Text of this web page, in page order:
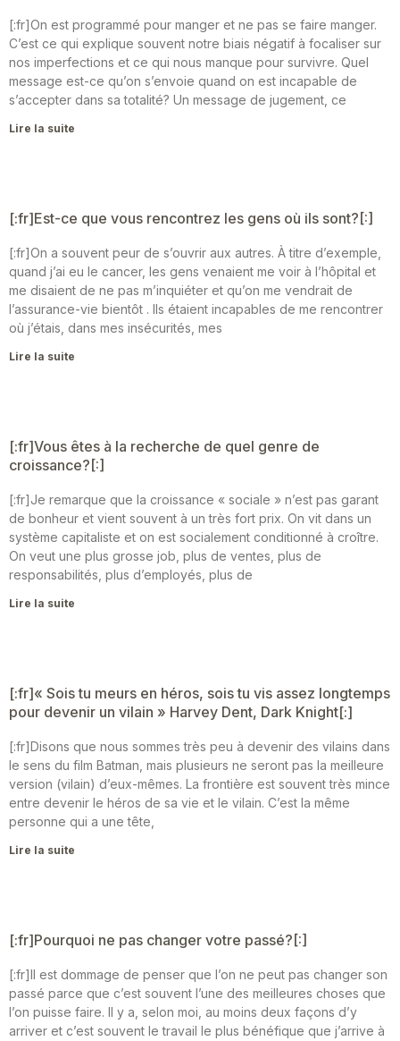
[:fr]On est programmé pour manger et ne pas se faire manger.
C’est ce qui explique souvent notre biais négatif à focaliser sur
nos imperfections et ce qui nous manque pour survivre. Quel
message est-ce qu’on s’envoie quand on est incapable de
s’accepter dans sa totalité? Un message de jugement, ce
Lire la suite
[:fr]Est-ce que vous rencontrez les gens où ils sont?[:]
[:fr]On a souvent peur de s’ouvrir aux autres. À titre d’exemple,
quand j’ai eu le cancer, les gens venaient me voir à l’hôpital et
me disaient de ne pas m’inquiéter et qu’on me vendrait de
l’assurance-vie bientôt . Ils étaient incapables de me rencontrer
où j’étais, dans mes insécurités, mes
Lire la suite
[:fr]Vous êtes à la recherche de quel genre de
croissance?[:]
[:fr]Je remarque que la croissance « sociale » n’est pas garant
de bonheur et vient souvent à un très fort prix. On vit dans un
système capitaliste et on est socialement conditionné à croître.
On veut une plus grosse job, plus de ventes, plus de
responsabilités, plus d’employés, plus de
Lire la suite
[:fr]« Sois tu meurs en héros, sois tu vis assez longtemps
pour devenir un vilain » Harvey Dent, Dark Knight[:]
[:fr]Disons que nous sommes très peu à devenir des vilains dans
le sens du film Batman, mais plusieurs ne seront pas la meilleure
version (vilain) d’eux-mêmes. La frontière est souvent très mince
entre devenir le héros de sa vie et le vilain. C’est la même
personne qui a une tête,
Lire la suite
[:fr]Pourquoi ne pas changer votre passé?[:]
[:fr]Il est dommage de penser que l’on ne peut pas changer son
passé parce que c’est souvent l’une des meilleures choses que
l’on puisse faire. Il y a, selon moi, au moins deux façons d’y
arriver et c’est souvent le travail le plus bénéfique que j’arrive à